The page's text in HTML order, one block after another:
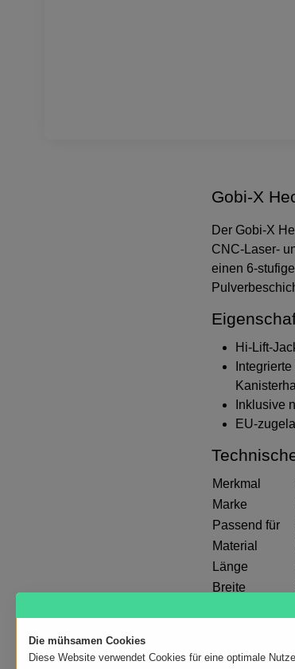
Gobi-X
Der Gobi-X
CNC-Laser-
einen 6-
Hi-Lift-
Inklusive
EU-
Merkmal
Marke
Passend für
Material
Länge
Breite
Die mühsamen Cookies
Diese Website verwendet Cookies für eine optimale